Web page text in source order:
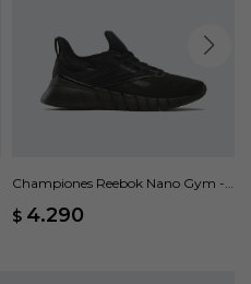
Championes Reebok Nano Gym -
$ 4.290